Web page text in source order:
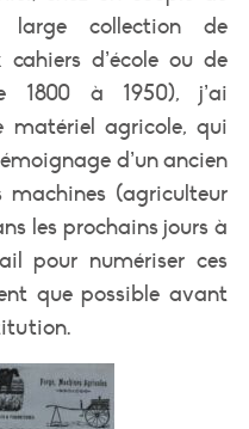
large collection de
d’école ou de
1800 à 1950), j’ai
matériel agricole, qui
d’un ancien
machines (agriculteur
les prochains jours à
pour numériser ces
que possible avant